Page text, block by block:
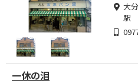
大
駅
一休の泪